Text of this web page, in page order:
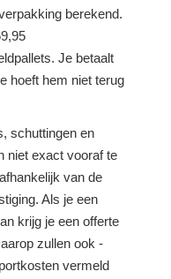
berekend.
Je betaalt
hoeft hem niet terug
schuttingen en
niet exact vooraf te
van de
Als je een
krijg je een offerte
zullen ook -
vermeld